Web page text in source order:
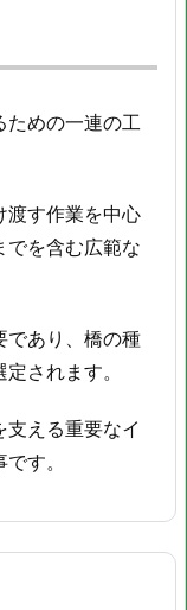
ための一連の工
渡す作業を中心
でを含む広範な
であり、橋の種
されます。
える重要なイ
す。